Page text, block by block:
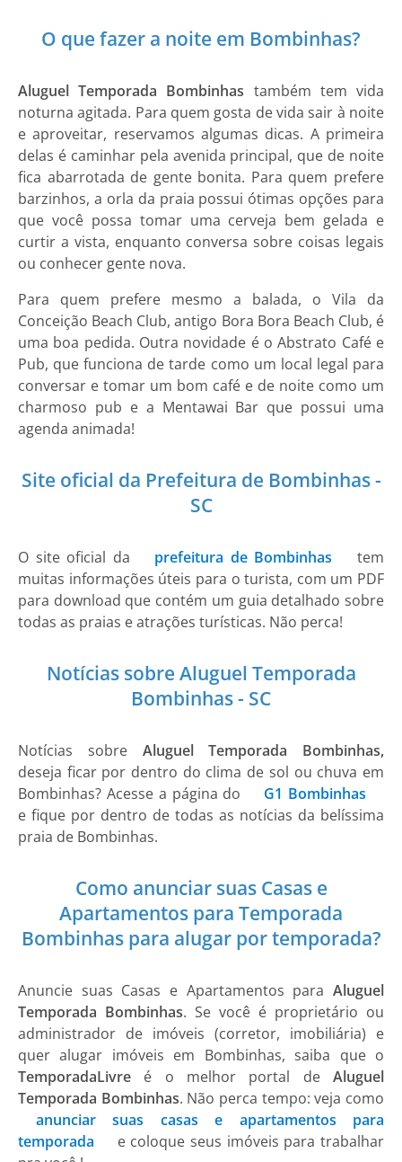
O que fazer a noite em Bombinhas?
Aluguel Temporada Bombinhas também tem vida
noturna agitada. Para quem gosta de vida sair à noite
e aproveitar, reservamos algumas dicas. A primeira
delas é caminhar pela avenida principal, que de noite
fica abarrotada de gente bonita. Para quem prefere
barzinhos, a orla da praia possui ótimas opções para
que você possa tomar uma cerveja bem gelada e
curtir a vista, enquanto conversa sobre coisas legais
ou conhecer gente nova.
Para quem prefere mesmo a balada, o Vila da
Conceição Beach Club, antigo Bora Bora Beach Club, é
uma boa pedida. Outra novidade é o Abstrato Café e
Pub, que funciona de tarde como um local legal para
conversar e tomar um bom café e de noite como um
charmoso pub e a Mentawai Bar que possui uma
agenda animada!
Site oficial da Prefeitura de Bombinhas -
SC
O site oficial da prefeitura de Bombinhas
tem
muitas informações úteis para o turista, com um PDF
para download que contém um guia detalhado sobre
todas as praias e atrações turísticas. Não perca!
Notícias sobre Aluguel Temporada
Bombinhas - SC
Notícias sobre Aluguel Temporada Bombinhas,
deseja ficar por dentro do clima de sol ou chuva em
Bombinhas? Acesse a página do
G1 Bombinhas
e fique por dentro de todas as notícias da belíssima
praia de Bombinhas.
Como anunciar suas Casas e
Apartamentos para Temporada
Bombinhas para alugar por temporada?
Anuncie suas Casas e Apartamentos paraAluguel
Temporada Bombinhas. Se você é proprietário ou
administrador de imóveis (corretor, imobiliária) e
quer alugar imóveis em Bombinhas, saiba que o
TemporadaLivre é o melhor portal de Aluguel
Temporada Bombinhas. Não perca tempo: veja como
anunciar suas casas e apartamentos para
temporada
e coloque seus imóveis para trabalhar